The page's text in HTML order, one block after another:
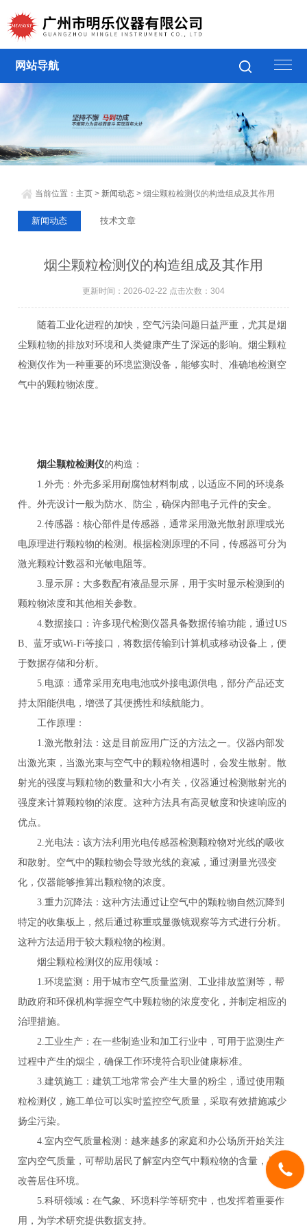
网站导航
当前位置： 主页 > 新闻动态 > 烟尘颗粒检测仪的构造组成及其作用
新闻动态 技术文章
烟尘颗粒检测仪的构造组成及其作用
更新时间：2026-02-22 点击次数：304
随着工业化进程的加快，空气污染问题日益严重，尤其是烟
尘颗粒物的排放对环境和人类健康产生了深远的影响。烟尘颗粒
检测仪作为一种重要的环境监测设备，能够实时、准确地检测空
气中的颗粒物浓度。
烟尘颗粒检测仪的构造：
1.外壳：外壳多采用耐腐蚀材料制成，以适应不同的环境条
件。外壳设计一般为防水、防尘，确保内部电子元件的安全。
2.传感器：核心部件是传感器，通常采用激光散射原理或光
电原理进行颗粒物的检测。根据检测原理的不同，传感器可分为
激光颗粒计数器和光敏电阻等。
3.显示屏：大多数配有液晶显示屏，用于实时显示检测到的
颗粒物浓度和其他相关参数。
4.数据接口：许多现代检测仪器具备数据传输功能，通过US
B、蓝牙或Wi-Fi等接口，将数据传输到计算机或移动设备上，便
于数据存储和分析。
5.电源：通常采用充电电池或外接电源供电，部分产品还支
持太阳能供电，增强了其便携性和续航能力。
工作原理：
1.激光散射法：这是目前应用广泛的方法之一。仪器内部发
出激光束，当激光束与空气中的颗粒物相遇时，会发生散射。散
射光的强度与颗粒物的数量和大小有关，仪器通过检测散射光的
强度来计算颗粒物的浓度。这种方法具有高灵敏度和快速响应的
优点。
2.光电法：该方法利用光电传感器检测颗粒物对光线的吸收
和散射。空气中的颗粒物会导致光线的衰减，通过测量光强变
化，仪器能够推算出颗粒物的浓度。
3.重力沉降法：这种方法通过让空气中的颗粒物自然沉降到
特定的收集板上，然后通过称重或显微镜观察等方式进行分析。
这种方法适用于较大颗粒物的检测。
烟尘颗粒检测仪的应用领域：
1.环境监测：用于城市空气质量监测、工业排放监测等，帮
助政府和环保机构掌握空气中颗粒物的浓度变化，并制定相应的
治理措施。
2.工业生产：在一些制造业和加工行业中，可用于监测生产
过程中产生的烟尘，确保工作环境符合职业健康标准。
3.建筑施工：建筑工地常常会产生大量的粉尘，通过使用颗
粒检测仪，施工单位可以实时监控空气质量，采取有效措施减少
扬尘污染。
4.室内空气质量检测：越来越多的家庭和办公场所开始关注
室内空气质量，可帮助居民了解室内空气中颗粒物的含量，从而
改善居住环境。
5.科研领域：在气象、环境科学等研究中，也发挥着重要作
用，为学术研究提供数据支持。